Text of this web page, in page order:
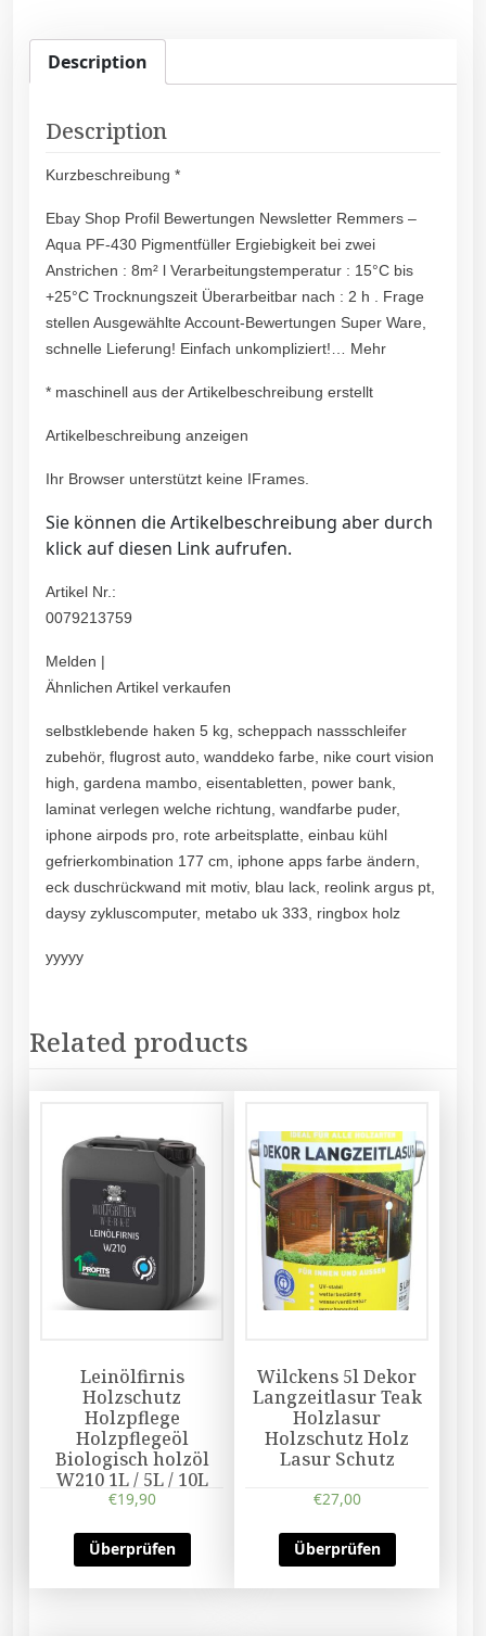
Description
Description
Kurzbeschreibung *
Ebay Shop Profil Bewertungen Newsletter Remmers –
Aqua PF-430 Pigmentfüller Ergiebigkeit bei zwei
Anstrichen : 8m² l Verarbeitungstemperatur : 15°C bis
+25°C Trocknungszeit Überarbeitbar nach : 2 h . Frage
stellen Ausgewählte Account-Bewertungen Super Ware,
schnelle Lieferung! Einfach unkompliziert!… Mehr
* maschinell aus der Artikelbeschreibung erstellt
Artikelbeschreibung anzeigen
Ihr Browser unterstützt keine IFrames.
Sie können die Artikelbeschreibung aber durch
klick auf diesen Link aufrufen.
Artikel Nr.:
0079213759
Melden |
Ähnlichen Artikel verkaufen
selbstklebende haken 5 kg, scheppach nassschleifer
zubehör, flugrost auto, wanddeko farbe, nike court vision
high, gardena mambo, eisentabletten, power bank,
laminat verlegen welche richtung, wandfarbe puder,
iphone airpods pro, rote arbeitsplatte, einbau kühl
gefrierkombination 177 cm, iphone apps farbe ändern,
eck duschrückwand mit motiv, blau lack, reolink argus pt,
daysy zykluscomputer, metabo uk 333, ringbox holz
yyyyy
Related products
Leinölfirnis
Holzschutz
Holzpflege
Holzpflegeöl
Biologisch holzöl
W210 1L / 5L / 10L
€19,90
Überprüfen
Wilckens 5l Dekor
Langzeitlasur Teak
Holzlasur
Holzschutz Holz
Lasur Schutz
€27,00
Überprüfen